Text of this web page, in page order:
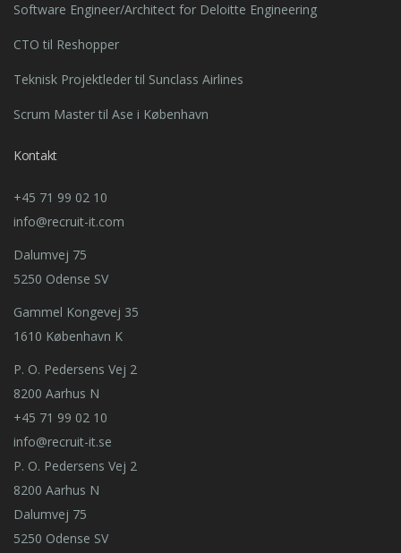
Software Engineer/Architect for Deloitte Engineering
CTO til Reshopper
Teknisk Projektleder til Sunclass Airlines
Scrum Master til Ase i København
Kontakt
+45 71 99 02 10
info@recruit-it.com
Dalumvej 75
5250 Odense SV
Gammel Kongevej 35
1610 København K
P. O. Pedersens Vej 2
8200 Aarhus N
+45 71 99 02 10
info@recruit-it.se
P. O. Pedersens Vej 2
8200 Aarhus N
Dalumvej 75
5250 Odense SV